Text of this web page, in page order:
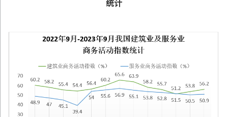
统计